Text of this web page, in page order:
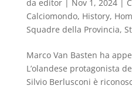
da editor| Nov 1, 2024|
Calciomondo, History,
Squadre della Provincia,
Marco Van Basten ha
L’olandese protagonista
Silvio Berlusconi è